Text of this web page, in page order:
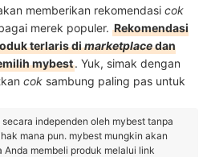
memberikan rekomendasi cok
merek populer. Rekomendasi
terlaris dimarketplacedan
mybest. Yuk, simak dengan
cok sambung paling pas untuk
independen oleh mybest tanpa
mana pun. mybest mungkin akan
membeli produk melalui link